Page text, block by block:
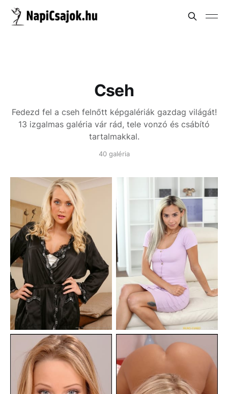
Cseh
Fedezd fel a cseh felnőtt képgalériák gazdag világát!
13 izgalmas galéria vár rád, tele vonzó és csábító
tartalmakkal.
40 galéria